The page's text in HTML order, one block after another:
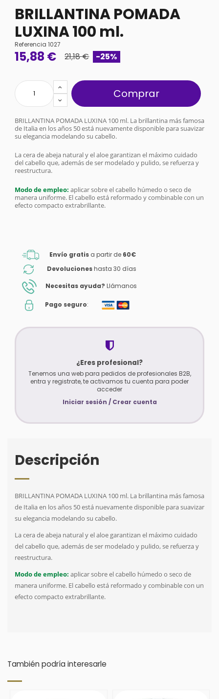
BRILLANTINA POMADA
LUXINA 100 ml.
Referencia 1027
15,88 € 21,18 € -25%
Comprar
BRILLANTINA POMADA LUXINA 100 ml. La brillantina más famosa
de Italia en los años 50 está nuevamente disponible para suavizar
su elegancia modelando su cabello.
La cera de abeja natural y el aloe garantizan el máximo cuidado
del cabello que, además de ser modelado y pulido, se refuerza y ​​
reestructura.
Modo de empleo: aplicar sobre el cabello húmedo o seco de
manera uniforme. El cabello está reformado y combinable con un
efecto compacto extrabrillante.
Envío gratis a partir de 60€
Devolucioneshasta 30 días
Necesitas ayuda? Llámanos
Pago seguro:
¿Eres profesional?
Tenemos una web para pedidos de profesionales B2B,
entra y registrate, te activamos tu cuenta para poder
acceder
Iniciar sesión / Crear cuenta
Descripción
BRILLANTINA POMADA LUXINA 100 ml. La brillantina más famosa
de Italia en los años 50 está nuevamente disponible para suavizar
su elegancia modelando su cabello.
La cera de abeja natural y el aloe garantizan el máximo cuidado
del cabello que, además de ser modelado y pulido, se refuerza y ​​
reestructura.
Modo de empleo: aplicar sobre el cabello húmedo o seco de
manera uniforme. El cabello está reformado y combinable con un
efecto compacto extrabrillante.
También podría interesarle